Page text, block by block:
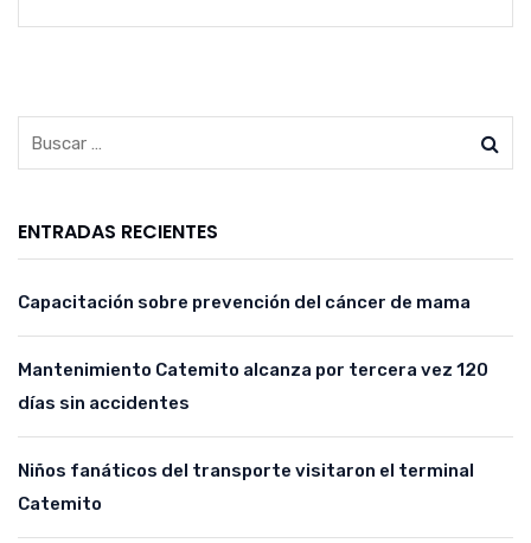
ENTRADAS RECIENTES
Capacitación sobre prevención del cáncer de mama
Mantenimiento Catemito alcanza por tercera vez 120
días sin accidentes
Niños fanáticos del transporte visitaron el terminal
Catemito